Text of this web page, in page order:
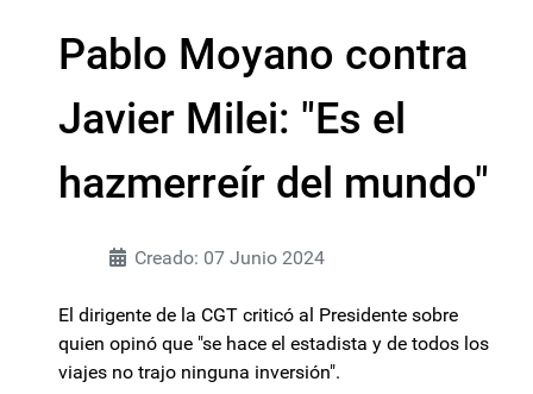
Pablo Moyano contra
Javier Milei: "Es el
hazmerreír del mundo"
Creado: 07 Junio 2024
El dirigente de la CGT criticó al Presidente sobre
quien opinó que "se hace el estadista y de todos los
viajes no trajo ninguna inversión".